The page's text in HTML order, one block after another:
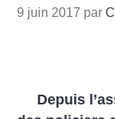
9 juin 2017 par
Depuis